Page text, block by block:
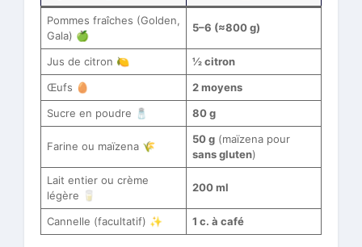
Pommes fraîches (Golden,
Gala) 🍏
5–6 (≈800 g)
Jus de citron 🍋
½ citron
Œufs 🥚
2 moyens
Sucre en poudre 🧂
80 g
Farine ou maïzena 🌾
50 g(maïzena pour
sans gluten)
Lait entier ou crème
légère 🥛
200 ml
Cannelle (facultatif) ✨ 1 c. à café